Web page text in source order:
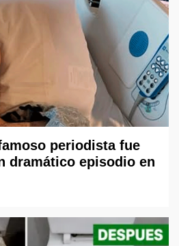
periodista fue
dramático episodio en